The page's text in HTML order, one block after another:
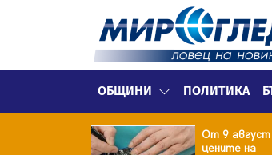
ОБЩИНИ ПОЛИТИКА
От 9 август
цените на